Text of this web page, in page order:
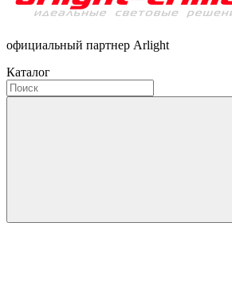
официальный партнер Arlight
Каталог